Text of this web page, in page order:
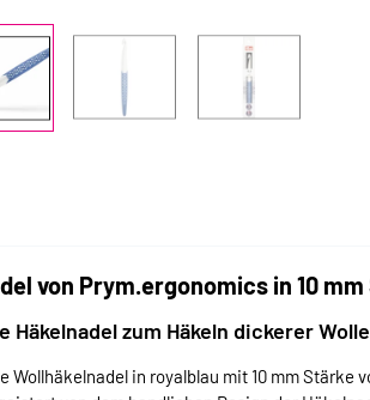
von Prym.ergonomics in 10
Häkelnadel zum Häkeln dickerer
Wollhäkelnadel in royalblau mit 10 mm